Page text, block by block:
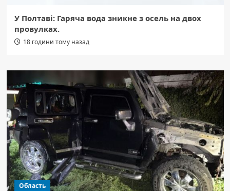
У Полтаві: Гаряча вода зникне з осель на двох
провулках.
18 години тому назад
Область